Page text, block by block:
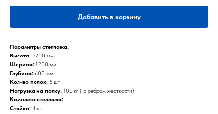
Добавить в корзину
Параметры стеллажа:
Высота: 2200 мм
Ширина: 1200 мм
Глубина: 600 мм
Кол-во полок: 5 шт
Нагрузка на полку: 100 кг ( с ребром жесткости)
Комплект стеллажа:
Стойки: 4 шт